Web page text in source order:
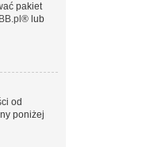
pakiet
® lub
od
poniżej